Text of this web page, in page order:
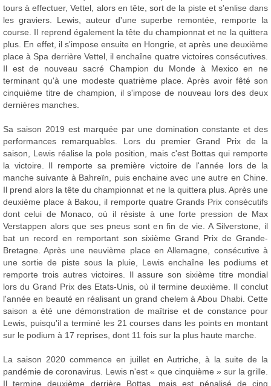
tours à effectuer, Vettel, alors en tête, sort de la piste et s'enlise dans
les graviers. Lewis, auteur d'une superbe remontée, remporte la
course. Il reprend également la tête du championnat et ne la quittera
plus. En effet, il s'impose ensuite en Hongrie, et après une deuxième
place à Spa derrière Vettel, il enchaîne quatre victoires consécutives.
Il est de nouveau sacré Champion du Monde à Mexico en ne
terminant qu'à une modeste quatrième place. Après avoir fêté son
cinquième titre de champion, il s'impose de nouveau lors des deux
dernières manches.
Sa saison 2019 est marquée par une domination constante et des
performances remarquables. Lors du premier Grand Prix de la
saison, Lewis réalise la pole position, mais c'est Bottas qui remporte
la victoire. Il remporte sa première victoire de l'année lors de la
manche suivante à Bahreïn, puis enchaine avec une autre en Chine.
Il prend alors la tête du championnat et ne la quittera plus. Après une
deuxième place à Bakou, il remporte quatre Grands Prix consécutifs
dont celui de Monaco, où il résiste à une forte pression de Max
Verstappen alors que ses pneus sont en fin de vie. A Silverstone, il
bat un record en remportant son sixième Grand Prix de Grande-
Bretagne. Après une neuvième place en Allemagne, consécutive à
une sortie de piste sous la pluie, Lewis enchaîne les podiums et
remporte trois autres victoires. Il assure son sixième titre mondial
lors du Grand Prix des Etats-Unis, où il termine deuxième. Il conclut
l'année en beauté en réalisant un grand chelem à Abou Dhabi. Cette
saison a été une démonstration de maîtrise et de constance pour
Lewis, puisqu'il a terminé les 21 courses dans les points en montant
sur le podium à 17 reprises, dont 11 fois sur la plus haute marche.
La saison 2020 commence en juillet en Autriche, à la suite de la
pandémie de coronavirus. Lewis n'est « que cinquième » sur la grille.
Il termine deuxième derrière Bottas, mais est pénalisé de cinq